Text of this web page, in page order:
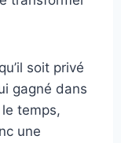
soit privé
gagné dans
temps,
une